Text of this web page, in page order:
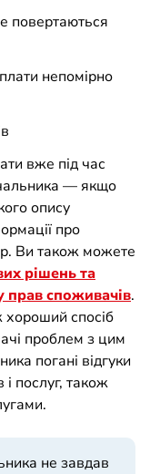
повертаються
непомірно
вже під час
— якщо
опису
про
Ви також можете
рішень та
прав споживачів.
хороший спосіб
проблем з цим
погані відгуки
послуг, також
не завдав